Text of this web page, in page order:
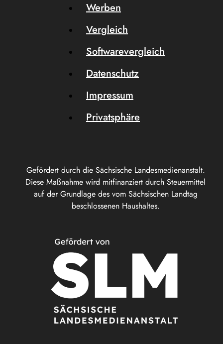
Gefördert durch die Sächsische Landesmedienanstalt.
Diese Maßnahme wird mitfinanziert durch Steuermittel
auf der Grundlage des vom Sächsischen Landtag
beschlossenen Haushaltes.
Werben
Vergleich
Softwarevergleich
Datenschutz
Impressum
Privatsphäre